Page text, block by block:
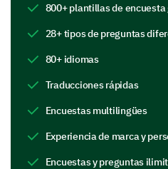
maintenance can help us
Please rate the following
of 1 (Poor) to 5 (Excellent).
800+ plantillas de
28+ tipos de preguntas
80+ idiomas
Traducciones rápidas
Encuestas multilingües
Experiencia de marca y
Encuestas y preguntas